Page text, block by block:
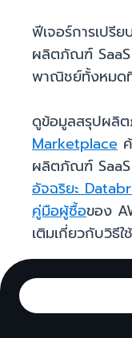
ฟีเจอร์การเปรี
ผลิตภัณฑ์ SaaS
พาณิชย์ทั้งหมด
ดูข้อมูลสรุปผลิ
Marketplace
ผลิตภัณฑ์
อัจฉริยะ
คู่มือผู้ซื้อของ
เติมเกี่ยวกับวิธี